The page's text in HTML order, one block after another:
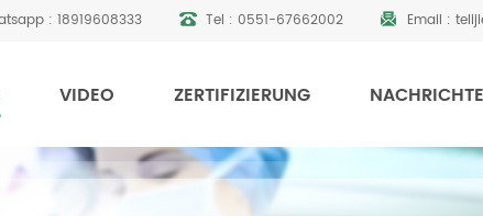
: 18919608333 Tel : 0551-67662002 Email :
VIDEO ZERTIFIZIERUNG